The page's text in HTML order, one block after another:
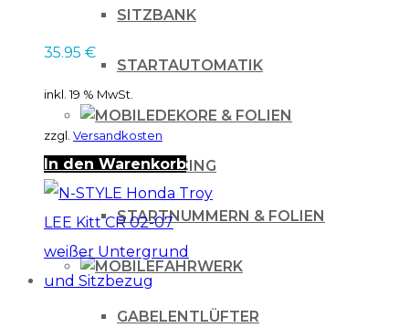
SITZBANK
STARTAUTOMATIK
DEKORE & FOLIEN
IHLE-RACING
STARTNUMMERN & FOLIEN
FAHRWERK
GABELENTLÜFTER
Grau/Schwarz Gr. M
35.95 €
inkl. 19 % MwSt.
zzgl. Versandkosten
In den Warenkorb